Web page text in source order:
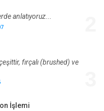
anlatıyoruz...
fırçalı (brushed) ve
İşlemi